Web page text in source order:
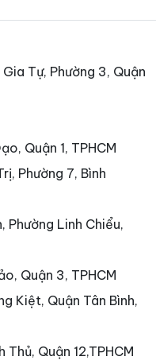
Tự, Phường 3, Quận
Quận 1, TPHCM
Phường 7, Bình
Phường Linh Chiểu,
Quận 3, TPHCM
Kiệt, Quận Tân Bình,
Quận 12,TPHCM